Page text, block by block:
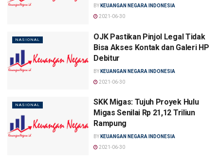
BY KEUANGAN NEGARA INDONESIA
2021-06-30
NASIONAL
OJK Pastikan Pinjol Legal Tidak
Bisa Akses Kontak dan Galeri HP
Debitur
BY KEUANGAN NEGARA INDONESIA
2021-06-30
NASIONAL
SKK Migas: Tujuh Proyek Hulu
Migas Senilai Rp 21,12 Triliun
Rampung
BY KEUANGAN NEGARA INDONESIA
2021-06-30